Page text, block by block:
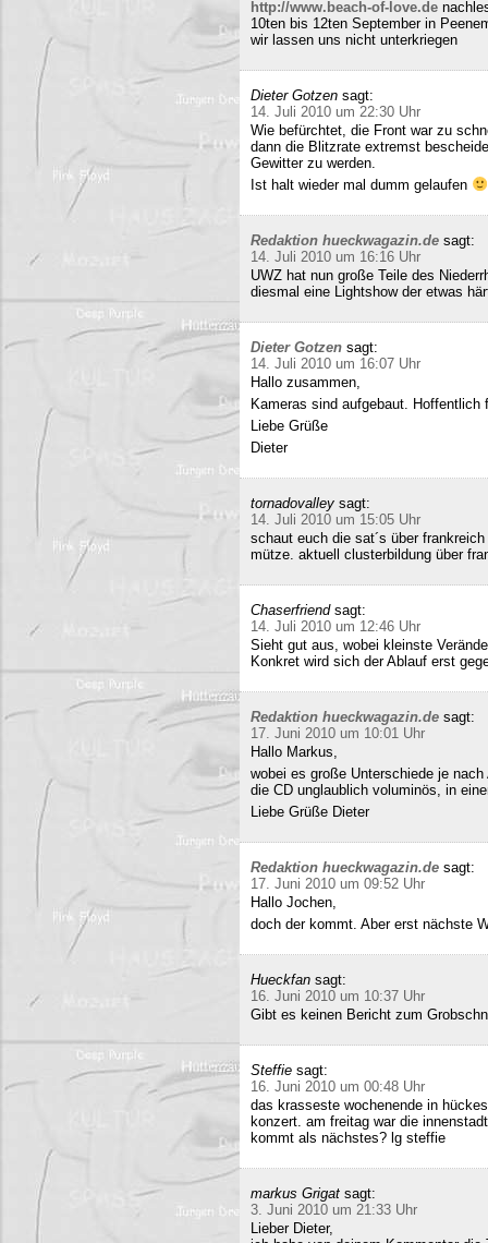
http://www.beach-of-love.de
10ten bis 12ten September in
wir lassen uns nicht unterkriegen
Dieter Gotzen sagt:
14. Juli 2010 um 22:30 Uhr
Wie befürchtet, die Front war zu
dann die Blitzrate extremst
Gewitter zu werden.
Ist halt wieder mal dumm gelaufen
Redaktion hueckwagazin.de sagt:
14. Juli 2010 um 16:16 Uhr
UWZ hat nun große Teile des
diesmal eine Lightshow der etwas
Dieter Gotzen sagt:
14. Juli 2010 um 16:07 Uhr
Hallo zusammen,
Kameras sind aufgebaut.
Liebe Grüße
Dieter
tornadovalley sagt:
14. Juli 2010 um 15:05 Uhr
schaut euch die sat´s über
mütze. aktuell clusterbildung über
Chaserfriend sagt:
14. Juli 2010 um 12:46 Uhr
Sieht gut aus, wobei kleinste
Konkret wird sich der Ablauf erst
Redaktion hueckwagazin.de sagt:
17. Juni 2010 um 10:01 Uhr
Hallo Markus,
wobei es große Unterschiede je
die CD unglaublich voluminös, in
Liebe Grüße Dieter
Redaktion hueckwagazin.de sagt:
17. Juni 2010 um 09:52 Uhr
Hallo Jochen,
doch der kommt. Aber erst nächste
Hueckfan sagt:
16. Juni 2010 um 10:37 Uhr
Gibt es keinen Bericht zum
Steffie sagt:
16. Juni 2010 um 00:48 Uhr
das krasseste wochenende in
konzert. am freitag war die
kommt als nächstes? lg steffie
markus Grigat sagt:
3. Juni 2010 um 21:33 Uhr
Lieber Dieter,